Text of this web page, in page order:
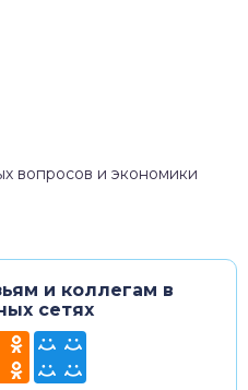
вопросов и экономики
и коллегам в
сетях